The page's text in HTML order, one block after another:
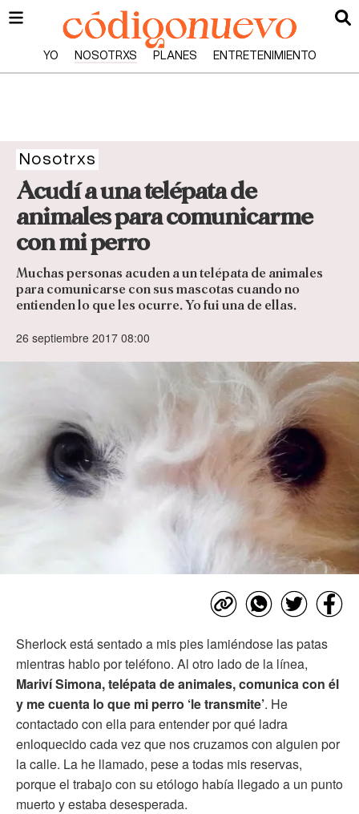
YO NOSOTRXS PLANES ENTRETENIMIENTO
Nosotrxs
Acudí a una telépata de
animales para comunicarme
con mi perro
Muchas personas acuden a un telépata de animales
para comunicarse con sus mascotas cuando no
entienden lo que les ocurre. Yo fui una de ellas.
26 septiembre 2017 08:00
Sherlock está sentado a mis pies lamiéndose las patas
mientras hablo por teléfono. Al otro lado de la línea,
Mariví Simona, telépata de animales, comunica con él
y me cuenta lo que mi perro ‘le transmite’. He
contactado con ella para entender por qué ladra
enloquecido cada vez que nos cruzamos con alguien por
la calle. La he llamado, pese a todas mis reservas,
porque el trabajo con su etólogo había llegado a un punto
muerto y estaba desesperada.